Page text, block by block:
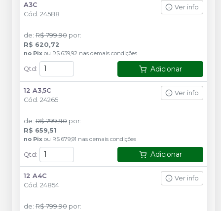
A3C
Cód. 24588
Ver info
de: R$ 799,90 por:
R$ 620,72
no Pix ou R$ 639,92 nas demais condições
Qtd : Adicionar
12 A3,5C
Cód. 24265
Ver info
de: R$ 799,90 por:
R$ 659,51
no Pix ou R$ 679,91 nas demais condições
Qtd: Adicionar
12 A4C
Cód. 24854
Ver info
de: R$ 799,90 por: